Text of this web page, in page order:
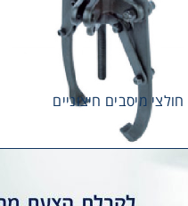
חולצי מיסבים חיצוניים
חולצי מיסבים חיצוניים